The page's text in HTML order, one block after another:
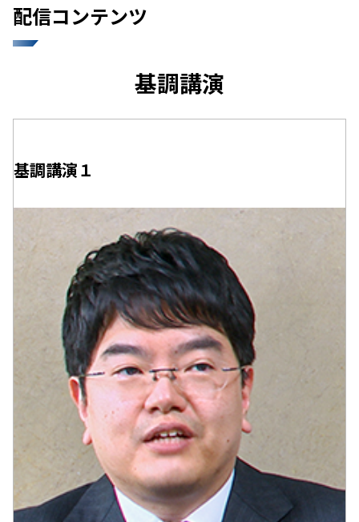
配信コンテンツ
基調講演
基調講演１